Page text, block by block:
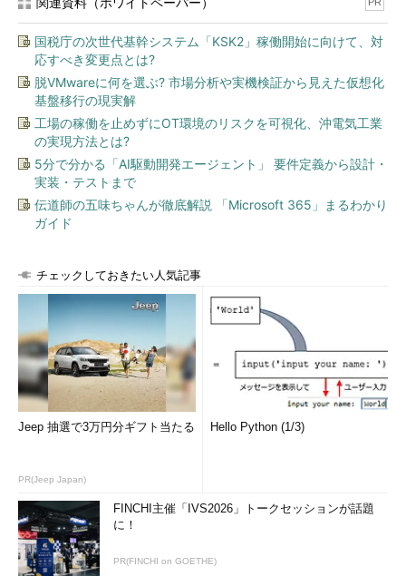
ーザーデー
登録した単語なども引き継がれる。壁紙は引き継がれない
元の
Windowsシ
ステム
C:\Windows.oldフォルダの下に、そのまま移行できなかっ
C:\Usersフォルダの内容が移動させられる
イブ
のデスクトッ
プガジェット
ブラウザのお
気に入りや
Internet ExplorerのデータはInternet Explorerのみに引き継が
メールのアカ
Office OutlookやWindows Liveメールなどのアカウントやデ
れない
Windowsス
トアアプリや
データ
Windows
Media
Center
削除される。Windows 10にはWindows Media Center機能は
ない
Windows 10へのアップグレードで引き継がれるもの／引き継がれないもの
アップグレードの対象OS
国税庁の次世代基幹システム「KSK2」稼働開始に向けて、対
応すべき変更点とは?
脱VMwareに何を選ぶ? 市場分析や実機検証から見えた仮想化
基盤移行の現実解
工場の稼働を止めずにOT環境のリスクを可視化、沖電気工業
の実現方法とは?
5分で分かる「AI駆動開発エージェント」 要件定義から設計・
実装・テストまで
伝道師の五味ちゃんが徹底解説 「Microsoft 365」まるわかり
ガイド
チェックしておきたい人気記事
Jeep 抽選で3万円分ギフト当たる
PR(Jeep Japan)
Hello Python (1/3)
FINCHI主催「IVS2026」トークセッションが話題
に！
PR(FINCHI on GOETHE)